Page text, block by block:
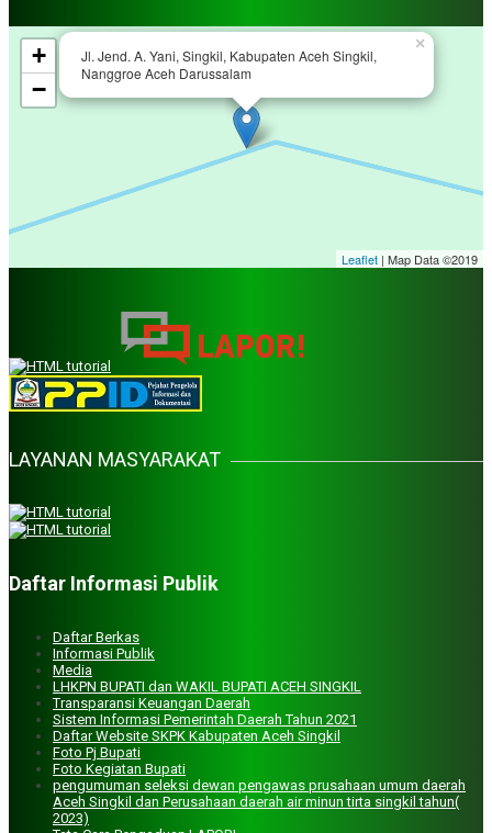
Ali Hasmi Pohan, A.KS, M.Si
dr. Mardiana., M.K.M
Plh. Sekretaris DPRK Aceh Singkil
AHMAD DAMHURI NST SH
Plt. Kepala Dinas PUPR
AFRIJAL, SE
Plt. Kepala Satuan Polisi PP dan Wilayahtul Hisbah
Nirwana Angkat., SP
Plt. Kepala Dinas Perkebunan
Hasmidar, SH
Jl. Jend. A. Yani, Singkil, Kabupaten Aceh Singkil,
Nanggroe Aceh Darussalam
×
+
−
Leaflet | Map Data ©2019
LAYANAN MASYARAKAT
Daftar Informasi Publik
Daftar Berkas
Informasi Publik
Media
LHKPN BUPATI dan WAKIL BUPATI ACEH SINGKIL
Transparansi Keuangan Daerah
Sistem Informasi Pemerintah Daerah Tahun 2021
Daftar Website SKPK Kabupaten Aceh Singkil
Foto Pj Bupati
Foto Kegiatan Bupati
pengumuman seleksi dewan pengawas prusahaan umum daerah
Aceh Singkil dan Perusahaan daerah air minun tirta singkil tahun(
2023)